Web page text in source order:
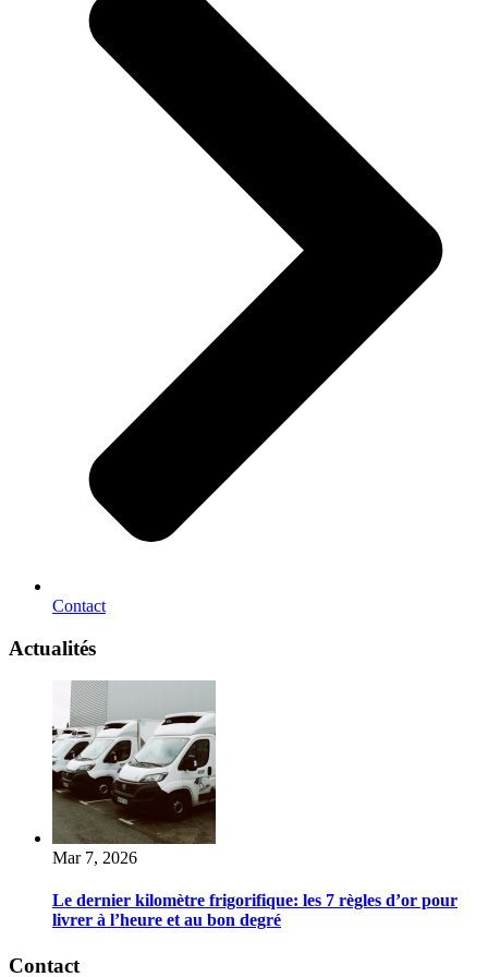
Contact
Actualités
Mar 7, 2026
Le dernier kilomètre frigorifique: les 7 règles d’or pour
livrer à l’heure et au bon degré
Contact